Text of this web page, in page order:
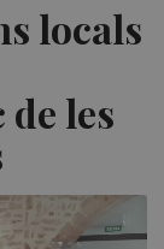
locals
les